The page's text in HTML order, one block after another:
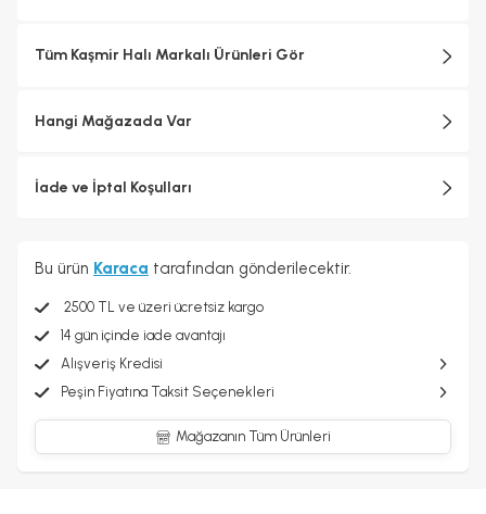
Tüm Kaşmir Halı Markalı Ürünleri Gör
Hangi Mağazada Var
İade ve İptal Koşulları
Bu ürün Karaca tarafından gönderilecektir.
2500 TL ve üzeri ücretsiz kargo
14 gün içinde iade avantajı
Alışveriş Kredisi
Peşin Fiyatına Taksit Seçenekleri
Mağazanın Tüm Ürünleri